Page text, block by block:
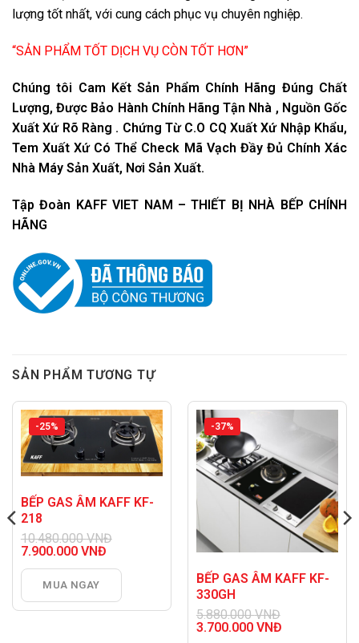
lượng tốt nhất, với cung cách phục vụ chuyên nghiệp.
“SẢN PHẨM TỐT DỊCH VỤ CÒN TỐT HƠN”
Chúng tôi Cam Kết Sản Phẩm Chính Hãng Đúng Chất
Lượng, Được Bảo Hành Chính Hãng Tận Nhà , Nguồn Gốc
Xuất Xứ Rõ Ràng . Chứng Từ C.O CQ Xuất Xứ Nhập Khẩu,
Tem Xuất Xứ Có Thể Check Mã Vạch Đầy Đủ Chính Xác
Nhà Máy Sản Xuất, Nơi Sản Xuất.
Tập Đoàn KAFF VIET NAM – THIẾT BỊ NHÀ BẾP CHÍNH
HÃNG
SẢN PHẨM TƯƠNG TỰ
-25%
BẾP GAS ÂM KAFF KF-
218
10.480.000VNĐ
Giá
là:
10.480.000 VNĐ.
7.900.000 VNĐ
hiện
là:
7.900.000 VNĐ.
MUA NGAY
-37%
BẾP GAS ÂM KAFF KF-
330GH
5.880.000VNĐ
Giá
3.700.000 VNĐ